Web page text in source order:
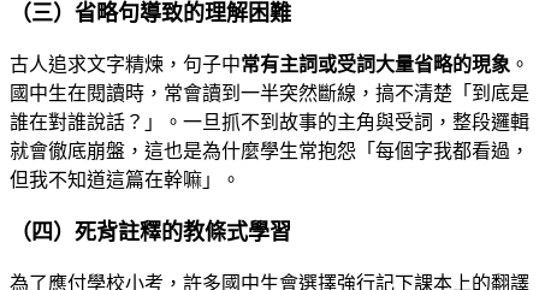
（三）省略句導致的理解困難
古人追求文字精煉，句子中常有主詞或受詞大量省略的現象 。
國中生在閱讀時，常會讀到一半突然斷線，搞不清楚「到底是
誰在對誰說話？」。一旦抓不到故事的主角與受詞，整段邏輯
就會徹底崩盤，這也是為什麼學生常抱怨「每個字我都看過，
但我不知道這篇在幹嘛」。
（四）死背註釋的教條式學習
為了應付學校小考，許多國中生會選擇強行記下課本上的翻譯